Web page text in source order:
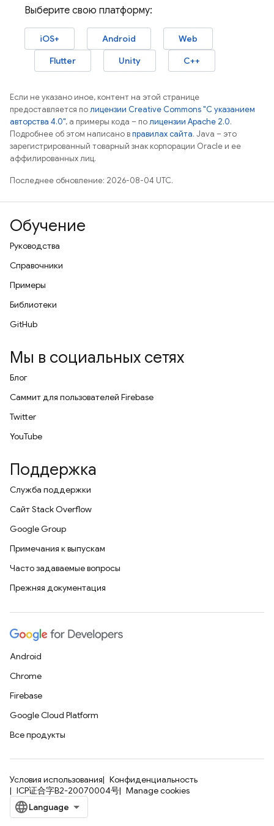
Выберите свою платформу:
iOS+ Android
Web
Flutter
Unity C++
Если не указано иное, контент на этой странице
предоставляется полицензии Creative Commons "С указанием
авторства 4.0", а примеры кода – полицензии Apache 2.0.
Подробнее об этом написано вправилах сайта. Java – это
зарегистрированный товарный знак корпорации Oracle и ее
аффилированных лиц.
Последнее обновление: 2026-08-04 UTC.
Обучение
Руководства
Справочники
Примеры
Библиотеки
GitHub
Мы в социальных сетях
Блог
Саммит для пользователей Firebase
Twitter
YouTube
Поддержка
Служба поддержки
Сайт Stack Overflow
Google Group
Примечания к выпускам
Часто задаваемые вопросы
Прежняя документация
Android
Chrome
Firebase
Google Cloud Platform
Все продукты
Условия использования
Конфиденциальность
ICP证合字B2-20070004号
Manage cookies